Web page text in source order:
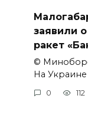
заявили
ракет
©
На Украине
0 112